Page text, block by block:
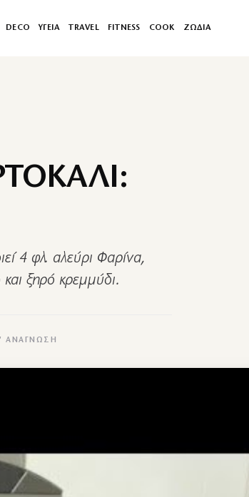
DECO ΥΓΕΙΑ TRAVEL FITNESS COOK ΖΩΔΙΑ
4 φλ. αλεύρι Φαρίνα,
ξηρό κρεμμύδι.
ΑΝΆΓΝΩΣΗ